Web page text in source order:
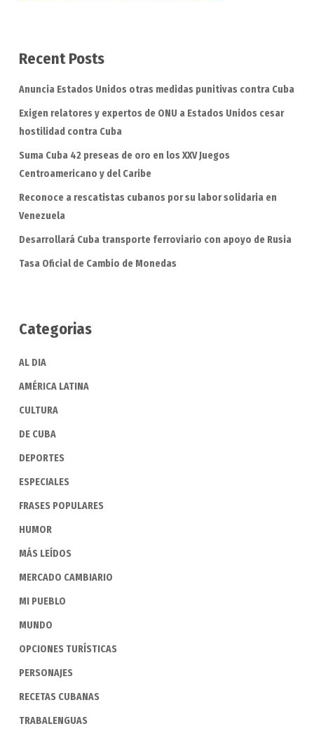
Recent Posts
Anuncia Estados Unidos otras medidas punitivas contra Cuba
Exigen relatores y expertos de ONU a Estados Unidos cesar
hostilidad contra Cuba
Suma Cuba 42 preseas de oro en los XXV Juegos
Centroamericano y del Caribe
Reconoce a rescatistas cubanos por su labor solidaria en
Venezuela
Desarrollará Cuba transporte ferroviario con apoyo de Rusia
Tasa Oficial de Cambio de Monedas
Categorias
AL DIA
AMÉRICA LATINA
CULTURA
DE CUBA
DEPORTES
ESPECIALES
FRASES POPULARES
HUMOR
MÁS LEÍDOS
MERCADO CAMBIARIO
MI PUEBLO
MUNDO
OPCIONES TURÍSTICAS
PERSONAJES
RECETAS CUBANAS
TRABALENGUAS